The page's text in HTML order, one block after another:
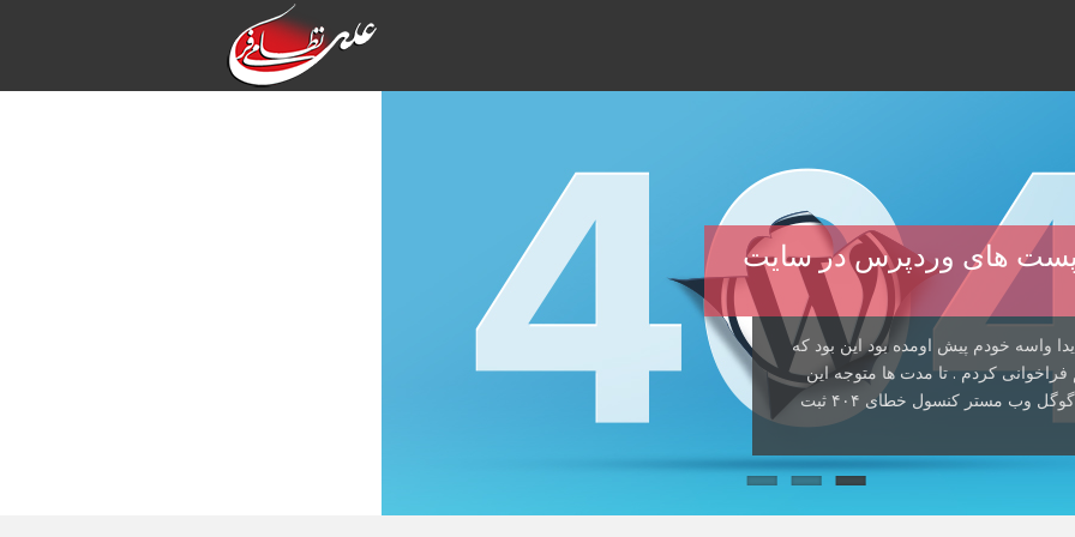
صدا زدن پست های وردپرس در سایت
واسه خودم پیش اومده بود این بود که
کردم . تا مدت ها متوجه این
مشکل نشده بودم که دیدم سئوی سایت خراب شده و گوگل وب مستر کنسول خطای ۴۰۴ ثبت
پست قصد دارم راه حل یک خطای اعصاب